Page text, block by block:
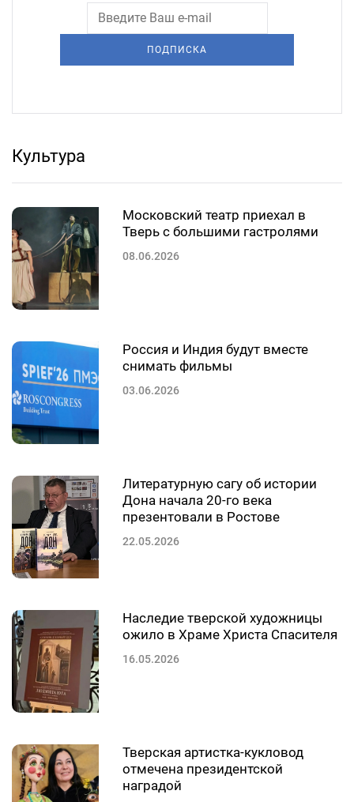
ПОДПИСКА
Культура
Московский театр приехал в
Тверь с большими гастролями
08.06.2026
Россия и Индия будут вместе
снимать фильмы
03.06.2026
Литературную сагу об истории
Дона начала 20-го века
презентовали в Ростове
22.05.2026
Наследие тверской художницы
ожило в Храме Христа Спасителя
16.05.2026
Тверская артистка-кукловод
отмечена президентской
наградой